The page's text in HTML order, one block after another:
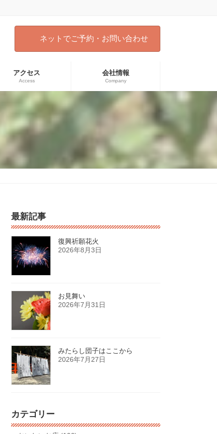
ネットでご予約・お問い合わせ
アクセス
Access
会社情報
Company
最新記事
復興祈願花火
2026年8月3日
お見舞い
2026年7月31日
みたらし団子はここから
2026年7月27日
カテゴリー